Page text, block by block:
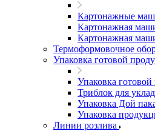
Картонажные
Картонажная
Картонажная
Термоформовочное
Упаковка готовой
Упаковка
Триблок для
Упаковка Дой
Упаковка
Линии розлива